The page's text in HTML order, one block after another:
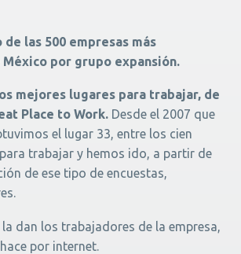
las 500 empresas más
por grupo expansión.
mejores lugares para trabajar, de
Place to Work. Desde el 2007 que
el lugar 33, entre los cien
trabajar y hemos ido, a partir de
de ese tipo de encuestas,
dan los trabajadores de la empresa,
por internet.